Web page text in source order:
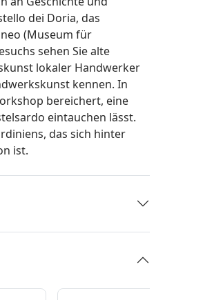
dei Doria, das
(Museum für
sehen Sie alte
lokaler Handwerker
kennen. In
bereichert, eine
eintauchen lässt.
das sich hinter
ist.